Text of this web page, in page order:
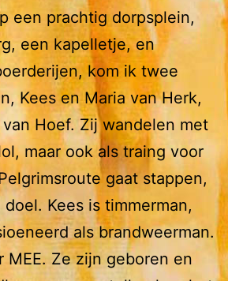
een prachtig dorpsplein,
een kapelletje, en
kom ik twee
Kees en Maria van Herk,
Hoef. Zij wandelen met
maar ook als traing voor
gaat stappen,
Kees is timmerman,
als brandweerman.
MEE. Ze zijn geboren en